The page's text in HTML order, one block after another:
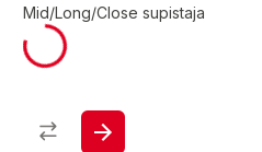
Mid/Long/Close supistaja